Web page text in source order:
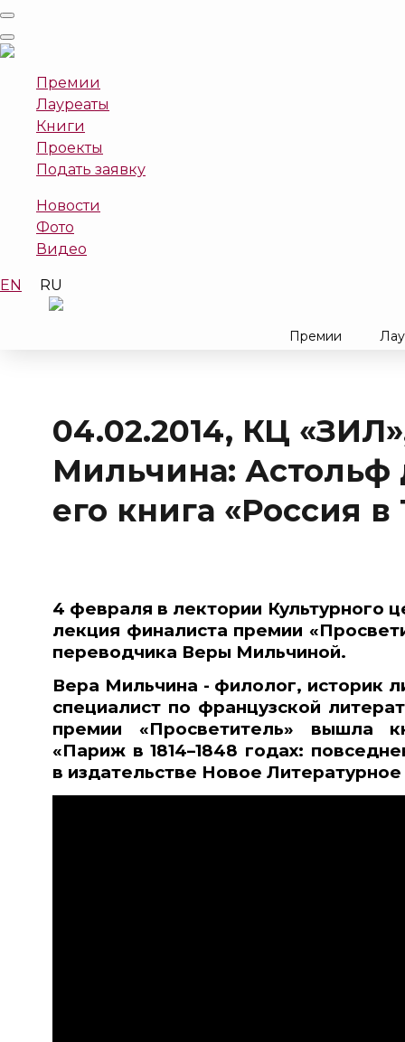
Премии
Лауреаты
Книги
Проекты
Подать заявку
Новости
Фото
Видео
EN RU
Премии
04.02.2014, КЦ
Мильчина: Астольф
его книга «Россия в
4 февраля в лектории Культурного
лекция финалиста премии
переводчика Веры Мильчиной.
Вера Мильчина - филолог, историк
специалист по французской
премии «Просветитель» вышла
«Париж в 1814–1848 годах:
в издательстве Новое